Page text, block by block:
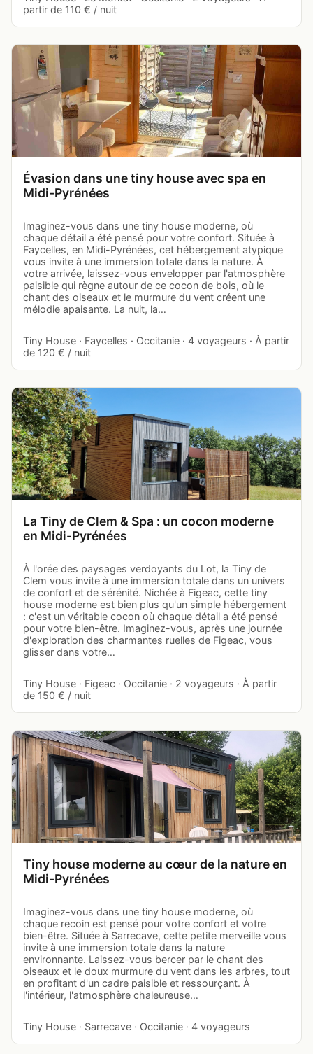
partir de 110 € / nuit
Évasion dans une tiny house avec spa en
Midi-Pyrénées
Imaginez-vous dans une tiny house moderne, où
chaque détail a été pensé pour votre confort. Située à
Faycelles, en Midi-Pyrénées, cet hébergement atypique
vous invite à une immersion totale dans la nature. À
votre arrivée, laissez-vous envelopper par l'atmosphère
paisible qui règne autour de ce cocon de bois, où le
chant des oiseaux et le murmure du vent créent une
mélodie apaisante. La nuit, la…
Tiny House · Faycelles · Occitanie · 4 voyageurs · À partir
de 120 € / nuit
La Tiny de Clem & Spa : un cocon moderne
en Midi-Pyrénées
À l'orée des paysages verdoyants du Lot, la Tiny de
Clem vous invite à une immersion totale dans un univers
de confort et de sérénité. Nichée à Figeac, cette tiny
house moderne est bien plus qu'un simple hébergement
: c'est un véritable cocon où chaque détail a été pensé
pour votre bien-être. Imaginez-vous, après une journée
d'exploration des charmantes ruelles de Figeac, vous
glisser dans votre…
Tiny House · Figeac · Occitanie · 2 voyageurs · À partir
de 150 € / nuit
Tiny house moderne au cœur de la nature en
Midi-Pyrénées
Imaginez-vous dans une tiny house moderne, où
chaque recoin est pensé pour votre confort et votre
bien-être. Située à Sarrecave, cette petite merveille vous
invite à une immersion totale dans la nature
environnante. Laissez-vous bercer par le chant des
oiseaux et le doux murmure du vent dans les arbres, tout
en profitant d'un cadre paisible et ressourçant. À
l'intérieur, l'atmosphère chaleureuse…
Tiny House · Sarrecave · Occitanie · 4 voyageurs